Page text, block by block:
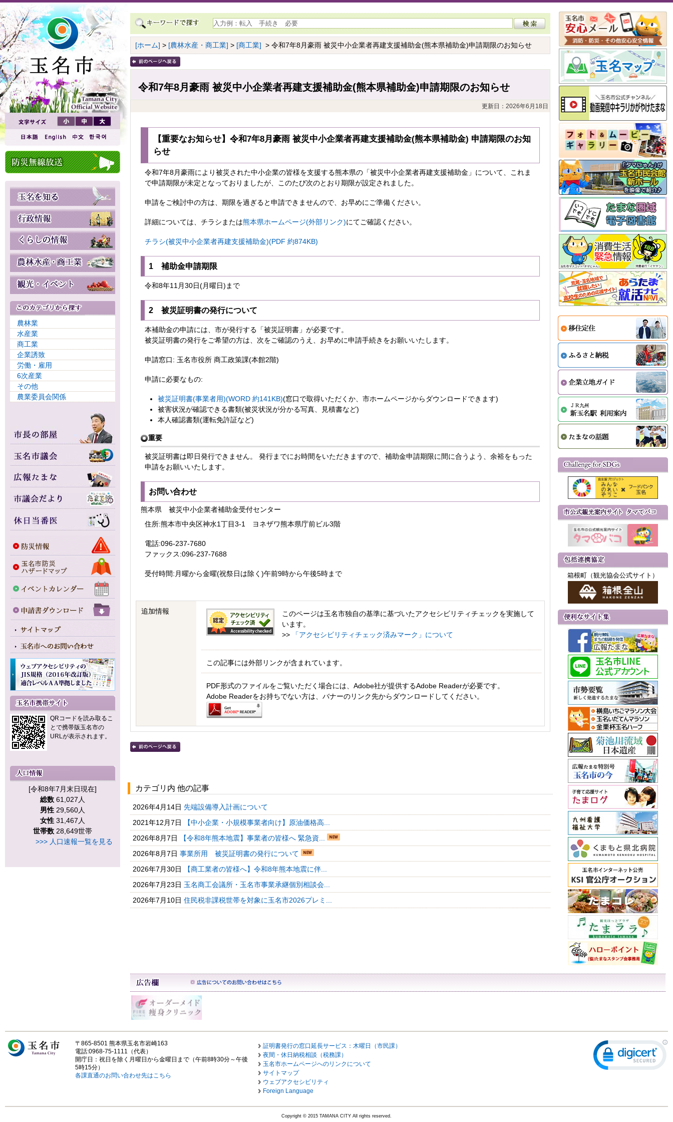
農林業
水産業
商工業
企業誘致
労働・雇用
6次産業
その他
農業委員会関係
QRコードを読み取るこ
とで携帯版玉名市の
URLが表示されます。
[令和8年7月末日現在]
総数 61,027人
男性 29,560人
女性 31,467人
世帯数 28,649世帯
>>> 人口速報一覧を見る
[ホーム] > [農林水産・商工業] > [商工業] > 令和7年8月豪雨 被災中小企業者再建支援補助金(熊本県補助金)申請期限のお知らせ
令和7年8月豪雨 被災中小企業者再建支援補助金(熊本県補助金)申請期限のお知らせ
更新日：2026年6月18日
【重要なお知らせ】令和7年8月豪雨 被災中小企業者再建支援補助金(熊本県補助金) 申請期限のお知
らせ
令和7年8月豪雨により被災された中小企業の皆様を支援する熊本県の「被災中小企業者再建支援補助金」について、これま
で申請期限が未定となっておりましたが、このたび次のとおり期限が設定されました。
申請をご検討中の方は、期限を過ぎると申請できませんので、お早めにご準備ください。
詳細については、チラシまたは熊本県ホームページ(外部リンク)にてご確認ください。
チラシ(被災中小企業者再建支援補助金)(PDF 約874KB)
1 補助金申請期限
令和8年11月30日(月曜日)まで
2 被災証明書の発行について
本補助金の申請には、市が発行する「被災証明書」が必要です。
被災証明書の発行をご希望の方は、次をご確認のうえ、お早めに申請手続きをお願いいたします。
申請窓口: 玉名市役所 商工政策課(本館2階)
申請に必要なもの:
被災証明書(事業者用)(WORD 約141KB)(窓口で取得いただくか、市ホームページからダウンロードできます)
被害状況が確認できる書類(被災状況が分かる写真、見積書など)
本人確認書類(運転免許証など)
重要
被災証明書は即日発行できません。 発行までにお時間をいただきますので、補助金申請期限に間に合うよう、余裕をもった
申請をお願いいたします。
お問い合わせ
熊本県 被災中小企業者補助金受付センター
住所:熊本市中央区神水1丁目3-1 ヨネザワ熊本県庁前ビル3階
電話:096-237-7680
ファックス:096-237-7688
受付時間:月曜から金曜(祝祭日は除く)午前9時から午後5時まで
追加情報
このページは玉名市独自の基準に基づいたアクセシビリティチェックを実施して
います。
>>
「アクセシビリティチェック済みマーク」について
この記事には外部リンクが含まれています。
PDF形式のファイルをご覧いただく場合には、Adobe社が提供するAdobe Readerが必要です。
Adobe Readerをお持ちでない方は、バナーのリンク先からダウンロードしてください。
カテゴリ内 他の記事
2026年4月14日 先端設備導入計画について
2021年12月7日
【中小企業・小規模事業者向け】原油価格高...
2026年8月7日
【令和8年熊本地震】事業者の皆様へ 緊急資...
2026年8月7日 事業所用 被災証明書の発行について
2026年7月30日
【商工業者の皆様へ】令和8年熊本地震に伴...
2026年7月23日 玉名商工会議所・玉名市事業承継個別相談会...
2026年7月10日 住民税非課税世帯を対象に玉名市2026プレミ...
箱根町（観光協会公式サイト）
〒865-8501 熊本県玉名市岩崎163
電話:0968-75-1111（代表）
開庁日：祝日を除く月曜日から金曜日まで（午前8時30分～午後
5時15分）
各課直通のお問い合わせ先はこちら
証明書発行の窓口延長サービス：木曜日（市民課）
夜間・休日納税相談（税務課）
玉名市ホームページへのリンクについて
サイトマップ
ウェブアクセシビリティ
Foreign Language
Copyright © 2015 TAMANA CITY All rights reserved.